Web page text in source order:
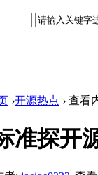
›开源热点 › 查看
准探开